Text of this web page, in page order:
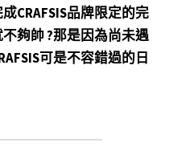
CRAFSIS品牌限定的完
夠帥 ?那是因為尚未遇
可是不容錯過的日